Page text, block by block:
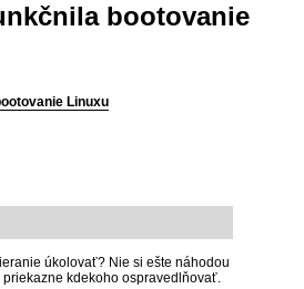
bootovanie
Linuxu
úkolovať? Nie si ešte náhodou
kdekoho ospravedlňovať.